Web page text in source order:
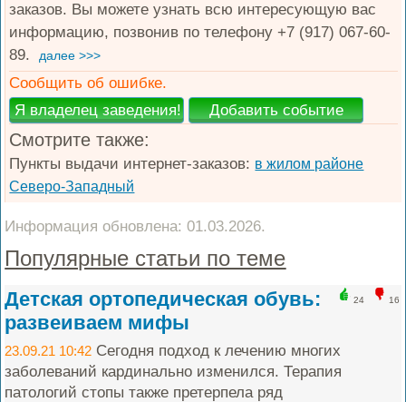
заказов. Вы можете узнать всю интересующую вас
информацию, позвонив по телефону +7 (917) 067-60-
89.
далее >>>
Сообщить об ошибке.
Смотрите также:
Пункты выдачи интернет-заказов: в жилом районе
Северо-Западный
Информация обновлена: 01.03.2026.
Популярные статьи по теме
24 16
Детская ортопедическая обувь:
развеиваем мифы
23.09.21 10:42 Сегодня подход к лечению многих
заболеваний кардинально изменился. Терапия
патологий стопы также претерпела ряд